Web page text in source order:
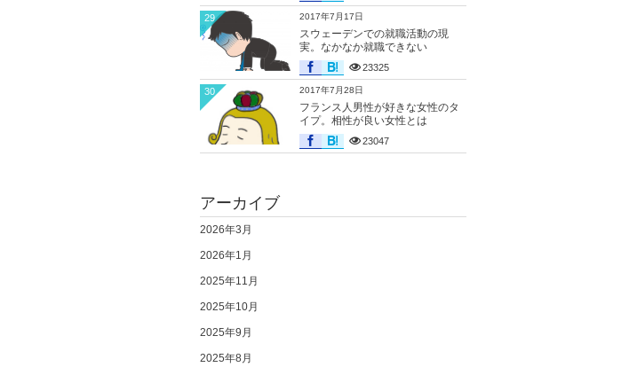
2017年7月17日
スウェーデンでの就職活動の現
実。なかなか就職できない
23325
29
2017年7月28日
フランス人男性が好きな女性のタ
イプ。相性が良い女性とは
23047
30
アーカイブ
2026年3月
2026年1月
2025年11月
2025年10月
2025年9月
2025年8月